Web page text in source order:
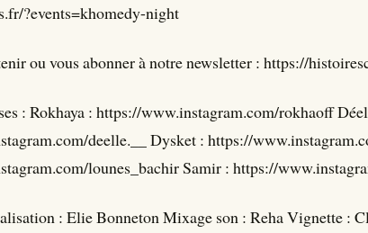
?events=khomedy-night
ou vous abonner à notre newsletter : https://
: Rokhaya : https://www.instagram.com/rokhaoff
deelle.__ Dysket : https://
lounes_bachir Samir : https://
: Elie Bonneton Mixage son : Reha Vignette :